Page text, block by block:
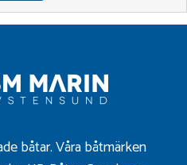
båtar. Våra båtmärken